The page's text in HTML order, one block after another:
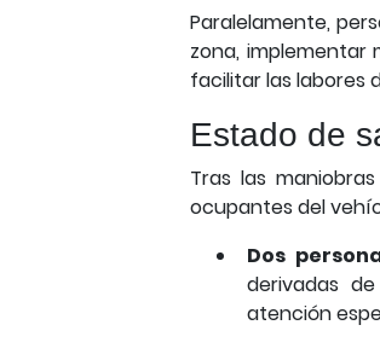
Paralelamente,
zona, implementar
facilitar las labores
Estado de
Tras las
ocupantes del
Dos
derivadas
atención